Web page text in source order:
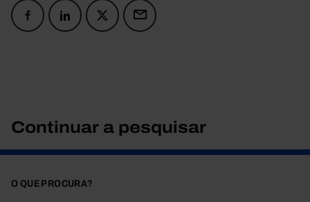
Continuar a pesquisar
O QUE PROCURA?